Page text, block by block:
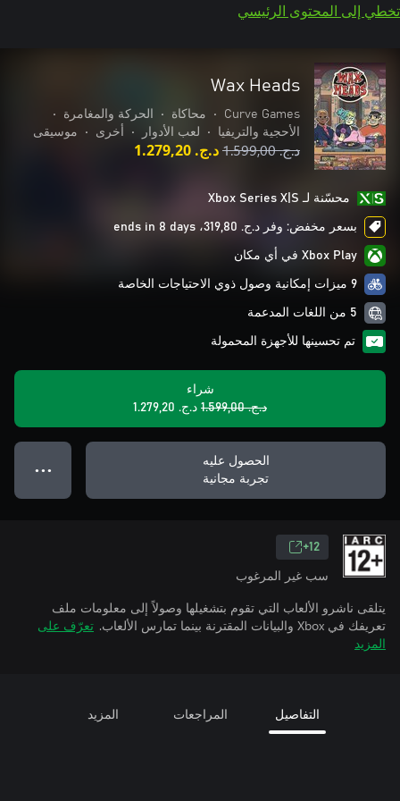
تخطي إلى المحتوى الرئيسي
Wax Heads
Curve Games
• محاكاة • الحركة والمغامرة
•
الأحجية والتريفيا
• لعب الأدوار • أخرى • موسيقى
د.ج.‏ 1.599,00 د.ج.‏ 1.279,20
محسّنة لـ Xbox Series X|S
بسعر مخفض: وفر د.ج.‏ 319,80، ends in 8 days
Xbox Play في أي مكان
9 ميزات إمكانية وصول ذوي الاحتياجات الخاصة
5 من اللغات المدعمة
تم تحسينها للأجهزة المحمولة
شراء
د.ج.‏ 1.599,00
د.ج.‏ 1.279,20
الحصول عليه
تجربة مجانية
● ● ●
12+
سب غير المرغوب
يتلقى ناشرو الألعاب التي تقوم بتشغيلها وصولاً إلى معلومات ملف
تعريفك في Xbox والبيانات المقترنة بينما تمارس الألعاب.
تعرّف على
المزيد
التفاصيل المراجعات المزيد